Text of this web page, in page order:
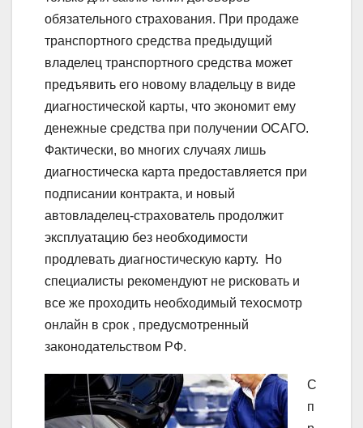
обязательного страхования. При продаже
транспортного средства предыдущий
владелец транспортного средства может
предъявить его новому владельцу в виде
диагностической карты, что экономит ему
денежные средства при получении ОСАГО.
Фактически, во многих случаях лишь
диагностическа карта предоставляется при
подписании контракта, и новый
автовладелец-страхователь продолжит
эксплуатацию без необходимости
продлевать диагностическую карту. Но
специалисты рекомендуют не рисковать и
все же проходить необходимый техосмотр
онлайн в срок , предусмотренный
законодательством РФ.
С
п